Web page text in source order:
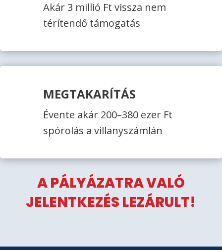
Akár 3 millió Ft vissza nem
térítendő támogatás
MEGTAKARÍTÁS
Évente akár 200–380 ezer Ft
spórolás a villanyszámlán
A PÁLYÁZATRA VALÓ
JELENTKEZÉS LEZÁRULT!